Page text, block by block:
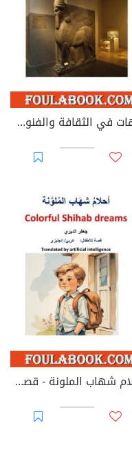
نزهات في الثقافة والفنون العراقية - حوارات ومتابعات ثقافية
أحلام شهاب الملونة - قصة للأطفال: عربي/ إنجليزي